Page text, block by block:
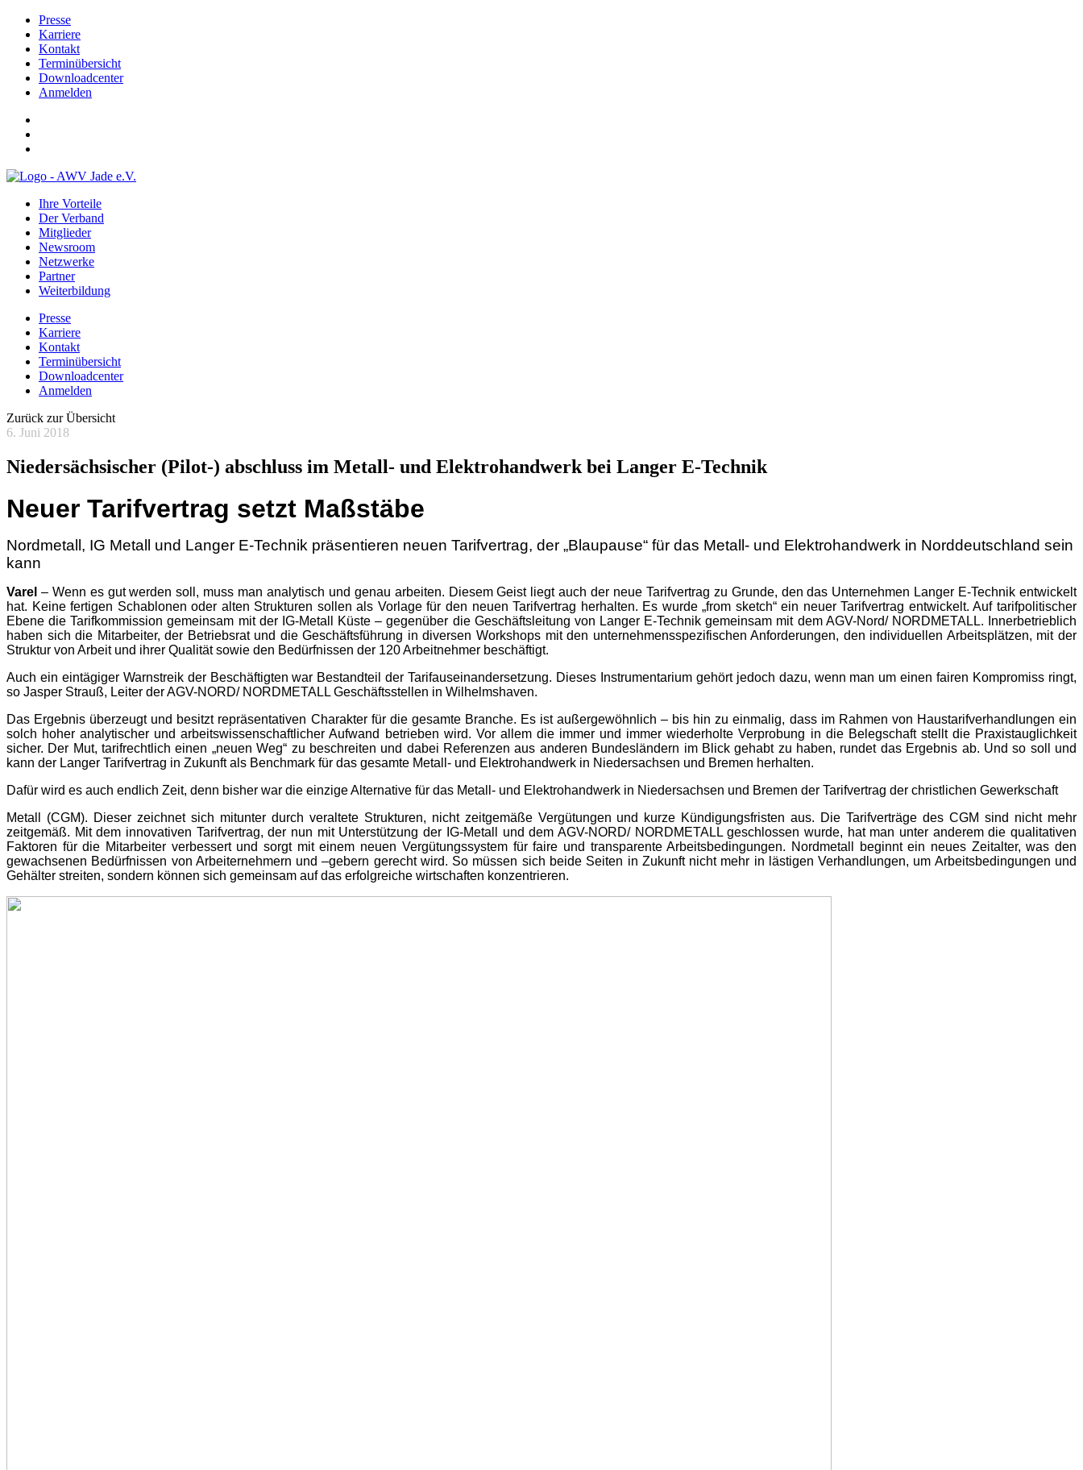
Presse
Karriere
Kontakt
Terminübersicht
Downloadcenter
Anmelden
Ihre Vorteile
Der Verband
Mitglieder
Newsroom
Netzwerke
Partner
Weiterbildung
Presse
Karriere
Kontakt
Terminübersicht
Downloadcenter
Anmelden
Zurück zur Übersicht
6. Juni 2018
Niedersächsischer (Pilot-) abschluss im Metall- und Elektrohandwerk bei Langer E-Technik
Neuer Tarifvertrag setzt Maßstäbe
Nordmetall, IG Metall und Langer E-Technik präsentieren neuen Tarifvertrag, der „Blaupause“ für das Metall- und Elektrohandwerk in Norddeutschland sein
kann
Varel – Wenn es gut werden soll, muss man analytisch und genau arbeiten. Diesem Geist liegt auch der neue Tarifvertrag zu Grunde, den das Unternehmen Langer E-Technik entwickelt
hat. Keine fertigen Schablonen oder alten Strukturen sollen als Vorlage für den neuen Tarifvertrag herhalten. Es wurde „from sketch“ ein neuer Tarifvertrag entwickelt. Auf tarifpolitischer
Ebene die Tarifkommission gemeinsam mit der IG-Metall Küste – gegenüber die Geschäftsleitung von Langer E-Technik gemeinsam mit dem AGV-Nord/ NORDMETALL. Innerbetrieblich
haben sich die Mitarbeiter, der Betriebsrat und die Geschäftsführung in diversen Workshops mit den unternehmensspezifischen Anforderungen, den individuellen Arbeitsplätzen, mit der
Struktur von Arbeit und ihrer Qualität sowie den Bedürfnissen der 120 Arbeitnehmer beschäftigt.
Auch ein eintägiger Warnstreik der Beschäftigten war Bestandteil der Tarifauseinandersetzung. Dieses Instrumentarium gehört jedoch dazu, wenn man um einen fairen Kompromiss ringt,
so Jasper Strauß, Leiter der AGV-NORD/ NORDMETALL Geschäftsstellen in Wilhelmshaven.
Das Ergebnis überzeugt und besitzt repräsentativen Charakter für die gesamte Branche. Es ist außergewöhnlich – bis hin zu einmalig, dass im Rahmen von Haustarifverhandlungen ein
solch hoher analytischer und arbeitswissenschaftlicher Aufwand betrieben wird. Vor allem die immer und immer wiederholte Verprobung in die Belegschaft stellt die Praxistauglichkeit
sicher. Der Mut, tarifrechtlich einen „neuen Weg“ zu beschreiten und dabei Referenzen aus anderen Bundesländern im Blick gehabt zu haben, rundet das Ergebnis ab. Und so soll und
kann der Langer Tarifvertrag in Zukunft als Benchmark für das gesamte Metall- und Elektrohandwerk in Niedersachsen und Bremen herhalten.
Dafür wird es auch endlich Zeit, denn bisher war die einzige Alternative für das Metall- und Elektrohandwerk in Niedersachsen und Bremen der Tarifvertrag der christlichen Gewerkschaft
Metall (CGM). Dieser zeichnet sich mitunter durch veraltete Strukturen, nicht zeitgemäße Vergütungen und kurze Kündigungsfristen aus. Die Tarifverträge des CGM sind nicht mehr
zeitgemäß. Mit dem innovativen Tarifvertrag, der nun mit Unterstützung der IG-Metall und dem AGV-NORD/ NORDMETALL geschlossen wurde, hat man unter anderem die qualitativen
Faktoren für die Mitarbeiter verbessert und sorgt mit einem neuen Vergütungssystem für faire und transparente Arbeitsbedingungen. Nordmetall beginnt ein neues Zeitalter, was den
gewachsenen Bedürfnissen von Arbeiternehmern und –gebern gerecht wird. So müssen sich beide Seiten in Zukunft nicht mehr in lästigen Verhandlungen, um Arbeitsbedingungen und
Gehälter streiten, sondern können sich gemeinsam auf das erfolgreiche wirtschaften konzentrieren.